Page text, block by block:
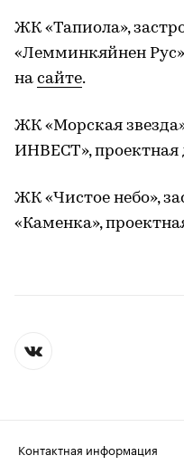
ЖК «Тапиола»,
«Лемминкяйнен
на сайте.
ЖК «Морская
ИНВЕСТ», проектная
ЖК «Чистое небо»,
«Каменка»,
Контактная информация